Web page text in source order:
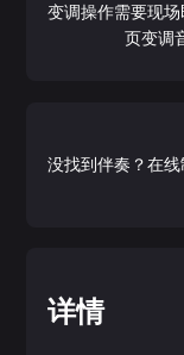
变调操作需要现
页变调
没找到伴奏？在
详情